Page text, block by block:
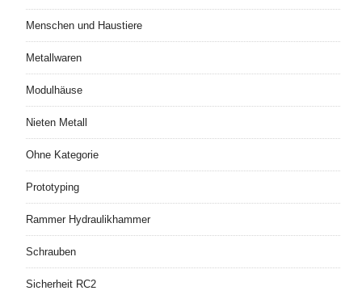
Menschen und Haustiere
Metallwaren
Modulhäuse
Nieten Metall
Ohne Kategorie
Prototyping
Rammer Hydraulikhammer
Schrauben
Sicherheit RC2